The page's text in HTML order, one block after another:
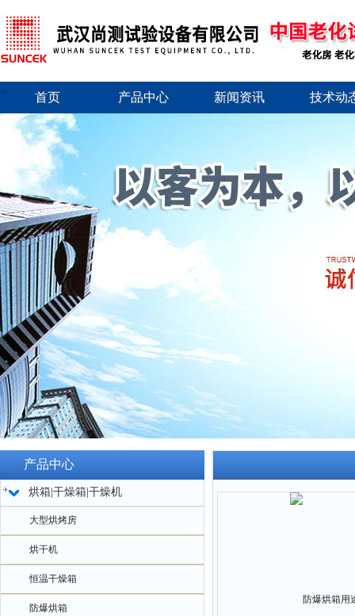
首页 产品中心 新闻资讯 技术动
产品中心
烘箱|干燥箱|干燥机
大型烘烤房
烘干机
恒温干燥箱
防爆烘箱